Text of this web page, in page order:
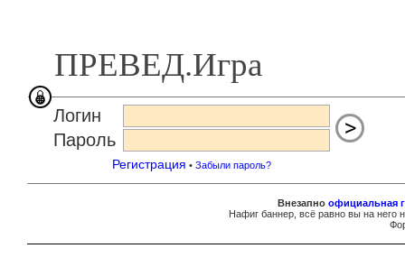
ПРЕВЕД.Игра
Логин
Пароль
Регистрация • Забыли пароль?
Внезапно официальная
Нафиг баннер, всё равно вы на